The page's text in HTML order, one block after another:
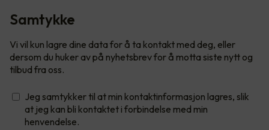
Samtykke
Vi vil kun lagre dine data for å ta kontakt med deg, eller
dersom du huker av på nyhetsbrev for å motta siste nytt og
tilbud fra oss.
Jeg samtykker til at min kontaktinformasjon lagres, slik
at jeg kan bli kontaktet i forbindelse med min
henvendelse.